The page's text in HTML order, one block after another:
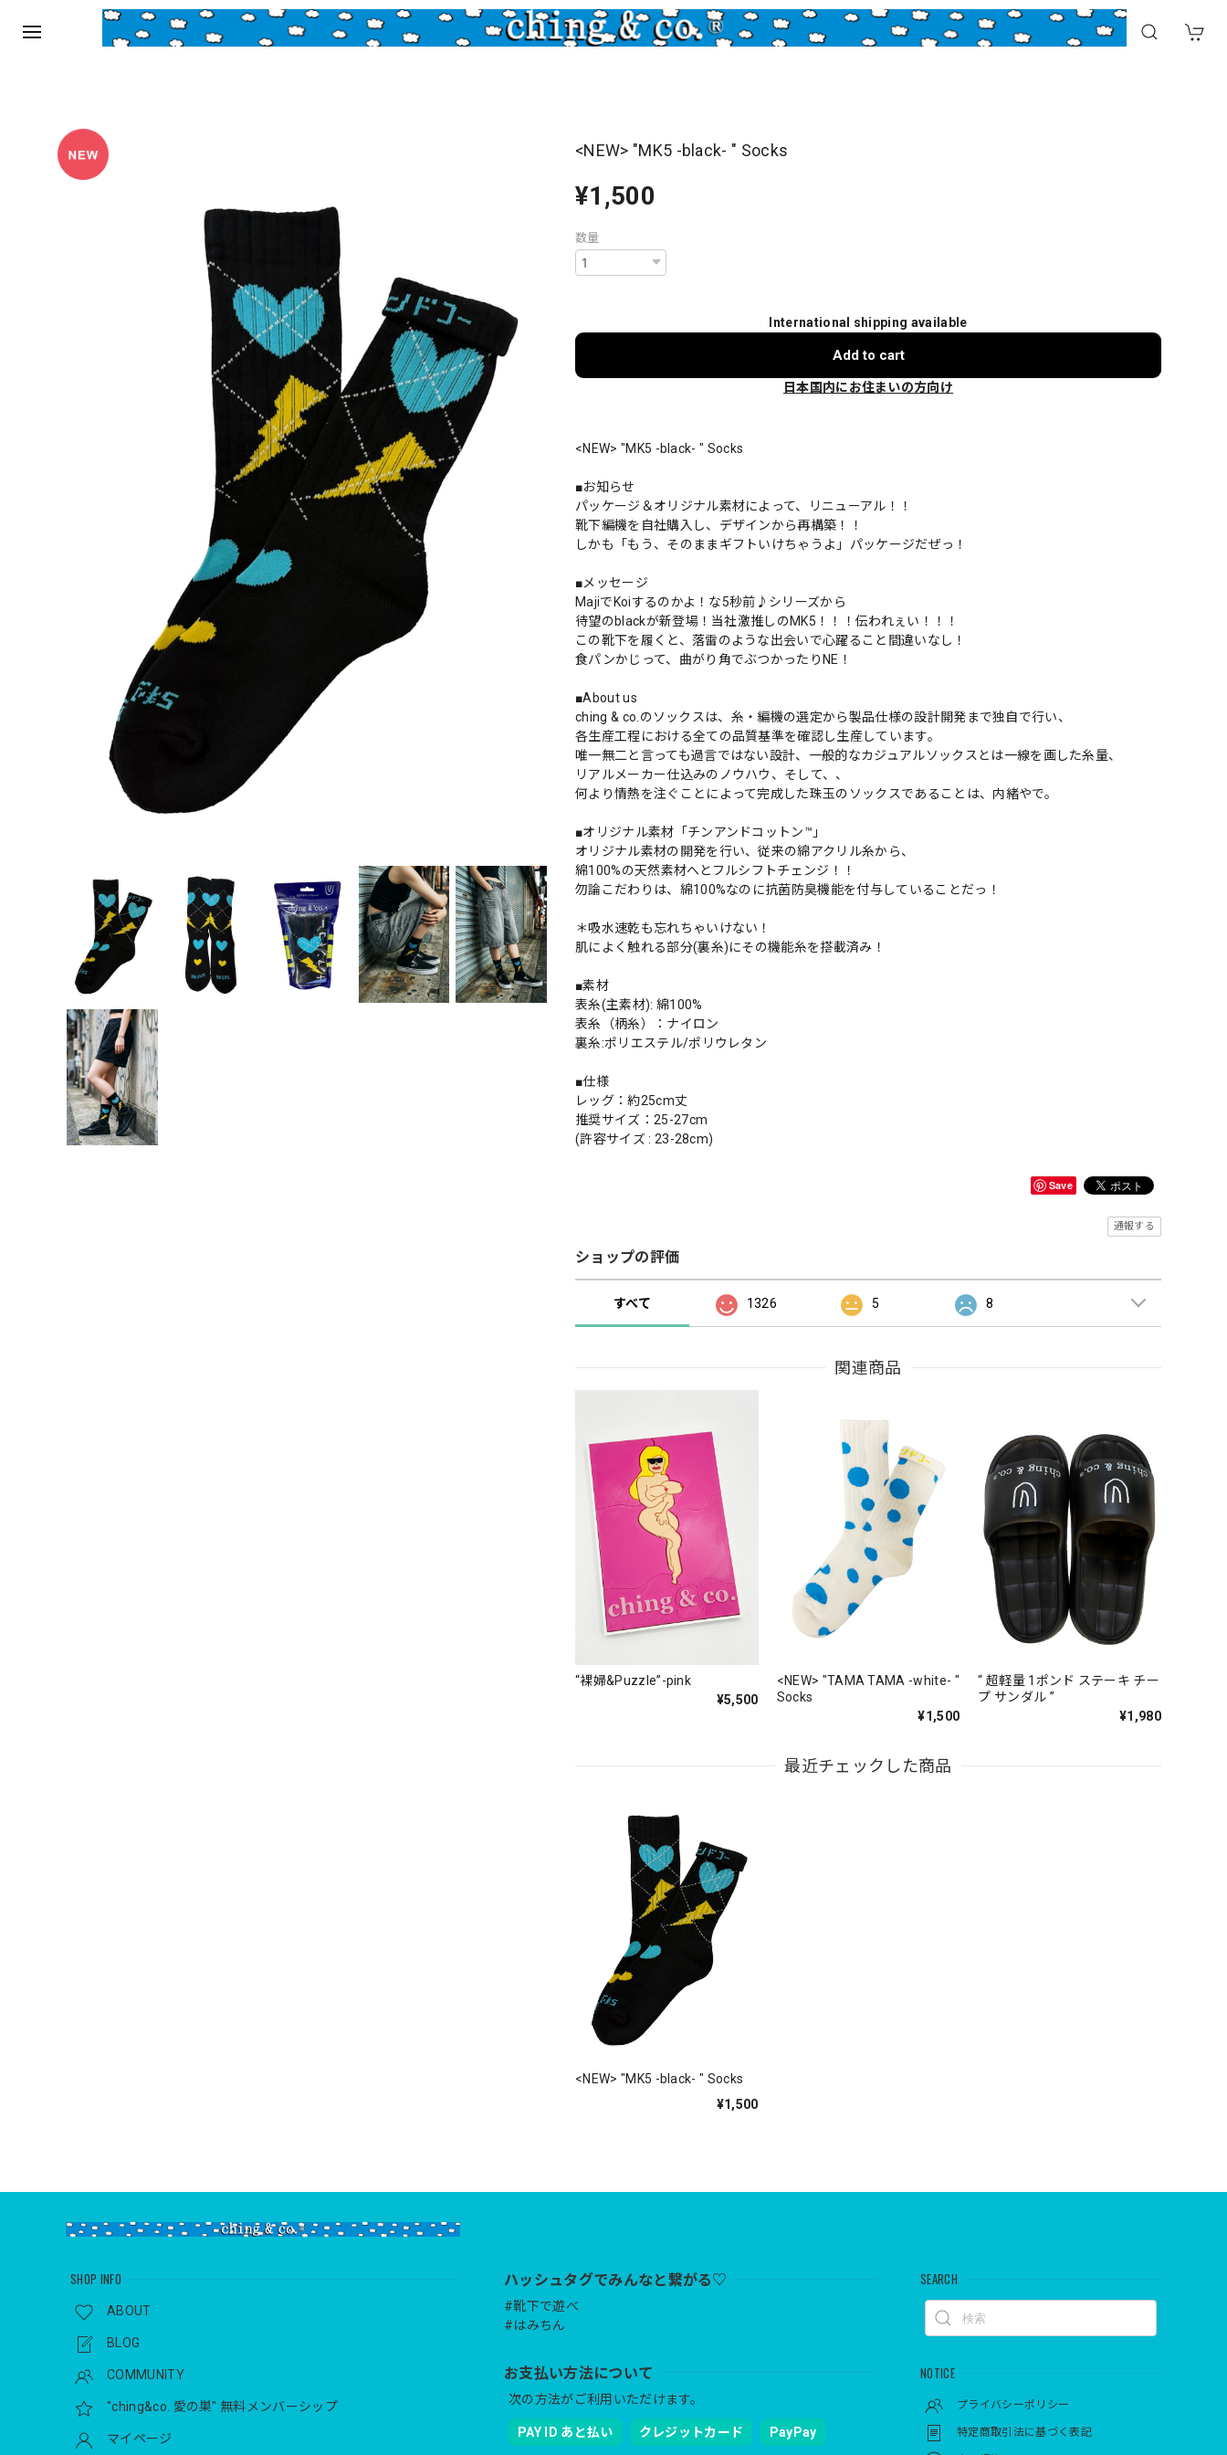
<NEW> "MK5 -black- " Socks
¥1,500
数量
International shipping available
Add to cart
日本国内にお住まいの方向け
<NEW> "MK5 -black- " Socks
■お知らせ
パッケージ＆オリジナル素材によって、リニューアル！！
靴下編機を自社購入し、デザインから再構築！！
しかも「もう、そのままギフトいけちゃうよ」パッケージだぜっ！
■メッセージ
MajiでKoiするのかよ！な5秒前♪シリーズから
待望のblackが新登場！当社激推しのMK5！！！伝われぇい！！！
この靴下を履くと、落雷のような出会いで心躍ること間違いなし！
食パンかじって、曲がり角でぶつかったりNE！
■About us
ching & co.のソックスは、糸・編機の選定から製品仕様の設計開発まで独自で行い、
各生産工程における全ての品質基準を確認し生産しています。
唯一無二と言っても過言ではない設計、一般的なカジュアルソックスとは一線を画した糸量、
リアルメーカー仕込みのノウハウ、そして、、
何より情熱を注ぐことによって完成した珠玉のソックスであることは、内緒やで。
■オリジナル素材「チンアンドコットン™」
オリジナル素材の開発を行い、従来の綿アクリル糸から、
綿100%の天然素材へとフルシフトチェンジ！！
勿論こだわりは、綿100%なのに抗菌防臭機能を付与していることだっ！
＊吸水速乾も忘れちゃいけない！
肌によく触れる部分(裏糸)にその機能糸を搭載済み！
■素材
表糸(主素材): 綿100%
表糸（柄糸）：ナイロン
裏糸:ポリエステル/ポリウレタン
■仕様
レッグ：約25cm丈
推奨サイズ：25-27cm
(許容サイズ : 23-28cm)
Save
通報する
ショップの評価
すべて 1326 5 8
関連商品
“裸婦&Puzzle”-pink
¥5,500
<NEW> "TAMA TAMA -white- "
Socks
¥1,500
“ 超軽量 1ポンド ステーキ チー
プ サンダル ”
¥1,980
最近チェックした商品
<NEW> "MK5 -black- " Socks
¥1,500
SHOP INFO
ABOUT
BLOG
COMMUNITY
"ching&co. 愛の巣" 無料メンバーシップ
マイページ
ハッシュタグでみんなと繋がる♡
#靴下で遊べ
#はみちん
お支払い方法について
次の方法がご利用いただけます。
PAY ID あと払い クレジットカード PayPay
SEARCH
NOTICE
プライバシーポリシー
特定商取引法に基づく表記